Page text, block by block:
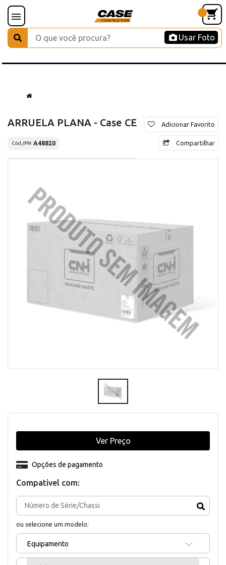
Usar Foto
ARRUELA PLANA - Case CE
Cód./PN A48820
Adicionar Favorito
Compartilhar
Compativel com:
ou selecione um modelo:
Equipamento
Opções de pagamento
Ver Preço